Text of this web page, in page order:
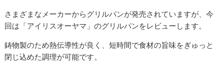
さまざまなメーカーからグリルパンが発売されていますが、今
回は「アイリスオーヤマ」のグリルパンをレビューします。
鋳物製のため熱伝導性が良く、短時間で食材の旨味をぎゅっと
閉じ込めた調理が可能です。